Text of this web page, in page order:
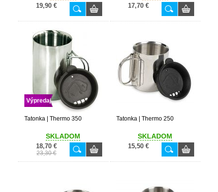
19,90 € 17,70 €
Výpredaj
Tatonka | Thermo 350
SKLADOM
18,70 €
23,30 €
Tatonka | Thermo 250
SKLADOM
15,50 €